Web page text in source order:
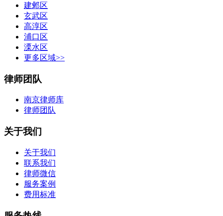
建邺区
玄武区
高淳区
浦口区
溧水区
更多区域>>
律师团队
南京律师库
律师团队
关于我们
关于我们
联系我们
律师微信
服务案例
费用标准